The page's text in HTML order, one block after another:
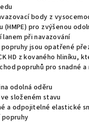
body z
(HMPE) pro zvýšenou
při navazování
popruhy jsou opatřené
HD z kovaného hliníku,
popruhů pro snadné a
odolná oděru
složeném stavu
a odpojitelné elastické
popruhy